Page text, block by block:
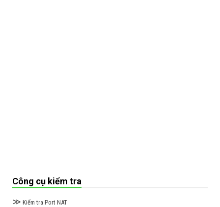
Công cụ kiểm tra
≫ Kiểm tra Port NAT